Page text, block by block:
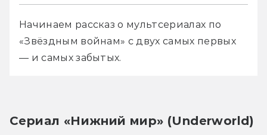
Начинаем рассказ о мультсериалах по
«Звёздным войнам» с двух самых первых
— и самых забытых.
Сериал «Нижний мир» (Underworld)